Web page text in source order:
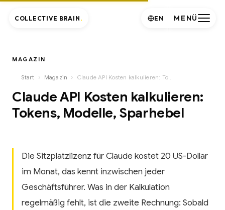
MAGAZIN
Start › Magazin ›
Claude API Kosten kalkulieren:
Tokens, Modelle, Sparhebel
Die Sitzplatzlizenz für Claude kostet 20 US-Dollar
im Monat, das kennt inzwischen jeder
Geschäftsführer. Was in der Kalkulation
regelmäßig fehlt, ist die zweite Rechnung: Sobald
COLLECTIVE BRAIN . MENÜ
EN